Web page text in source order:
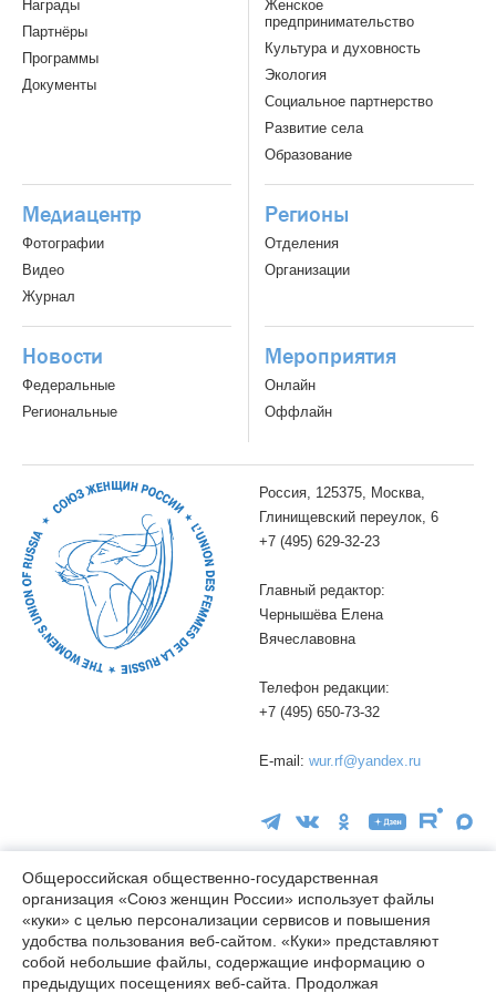
Награды
Партнёры
Программы
Документы
Женское
предпринимательство
Культура и духовность
Экология
Социальное партнерство
Развитие села
Образование
Медиацентр
Фотографии
Видео
Журнал
Регионы
Отделения
Организации
Новости
Федеральные
Региональные
Мероприятия
Онлайн
Оффлайн
Россия, 125375, Москва,
Глинищевский переулок, 6
+7 (495) 629-32-23
Главный редактор:
Чернышёва Елена
Вячеславовна
Телефон редакции:
+7 (495) 650-73-32
E-mail: wur.rf@yandex.ru
16+
© wuor.ru Использование материалов сайта разрешается только
при указании ссылки на источник
Общероссийская общественно-государственная
организация «Союз женщин России» использует файлы
«куки» с целью персонализации сервисов и повышения
удобства пользования веб-сайтом. «Куки» представляют
собой небольшие файлы, содержащие информацию о
предыдущих посещениях веб-сайта. Продолжая